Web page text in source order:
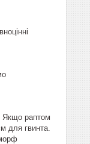
Якщо раптом
для гвинта.